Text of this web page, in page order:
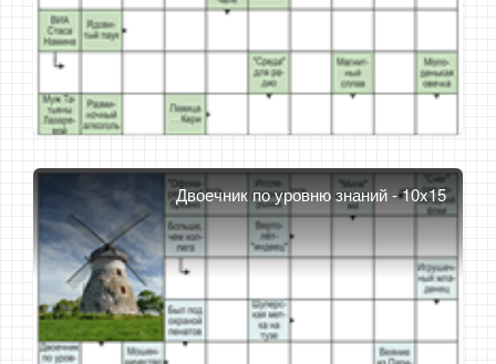
Двоечник по уровню знаний - 10x15